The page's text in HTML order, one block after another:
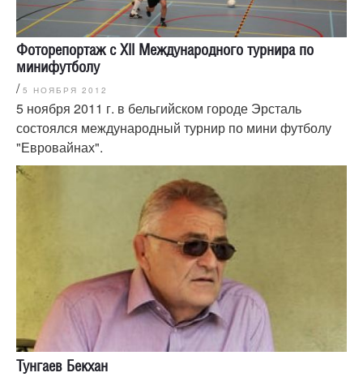
Фоторепортаж с XII Международного турнира по
минифутболу
/ 5 НОЯБРЯ 2012
5 ноября 2011 г. в бельгийском городе Эрсталь
состоялся международный турнир по мини футболу
"Евровайнах".
Тунгаев Бекхан